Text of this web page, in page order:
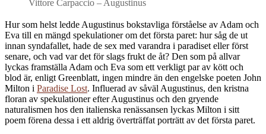
Vittore Carpaccio – Augustinus
Hur som helst ledde Augustinus bokstavliga förståelse av Adam och
Eva till en mängd spekulationer om det första paret: hur såg de ut
innan syndafallet, hade de sex med varandra i paradiset eller först
senare, och vad var det för slags frukt de åt? Den som på allvar
lyckas framställa Adam och Eva som ett verkligt par av kött och
blod är, enligt Greenblatt, ingen mindre än den engelske poeten John
Milton i Paradise Lost. Influerad av såväl Augustinus, den kristna
floran av spekulationer efter Augustinus och den gryende
naturalismen hos den italienska renässansen lyckas Milton i sitt
poem förena dessa i ett aldrig överträffat porträtt av det första paret.